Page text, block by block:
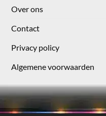
Over ons
Contact
Privacy policy
Algemene voorwaarden